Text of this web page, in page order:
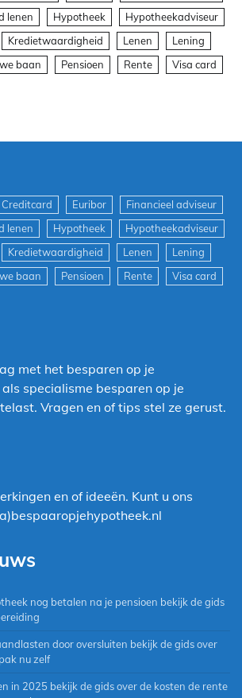
lenen Hypotheek
Hypotheekadviseur
Kredietwaardigheid Lenen
Lening
baan Pensioen Rente Visa card
Creditcard Euribor
Financieel adviseur
lenen Hypotheek
Hypotheekadviseur
Kredietwaardigheid Lenen
Lening
baan Pensioen Rente Visa card
met het besparen op je
specialisme besparen op je
Vragen en of tips stel ze gerust.
en of ideeën. Kunt u ons
nog betalen na je pensioen bekijk de gids
door oversluiten bekijk de gids over
nu zelf
in 2025 bekijk de gids over de kosten de rente